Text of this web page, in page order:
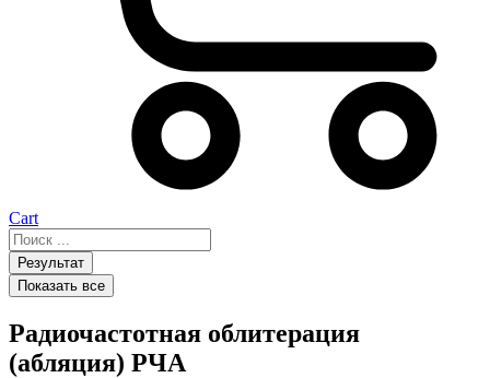
Cart
Search
...Результат
Показать все
Радиочастотная облитерация
(абляция) РЧА